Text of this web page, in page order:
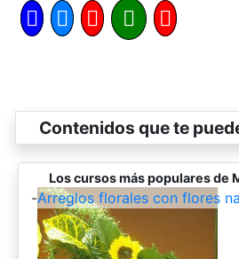
Contenidos que te
Los cursos más populares de
-Arreglos florales con flores